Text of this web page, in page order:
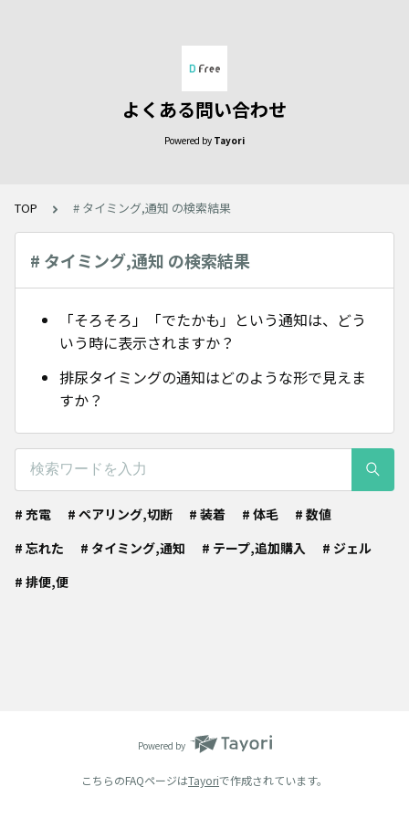
よくある問い合わせ
Powered by Tayori
TOP # タイミング,通知 の検索結果
# タイミング,通知 の検索結果
「そろそろ」「でたかも」という通知は、どう
いう時に表示されますか？
排尿タイミングの通知はどのような形で見えま
すか？
# 充電 # ペアリング,切断 # 装着 # 体毛
# 数値
# 忘れた
# タイミング,通知 # テープ,追加購入
# ジェル
# 排便,便
Powered by
こちらのFAQページはTayoriで作成されています。